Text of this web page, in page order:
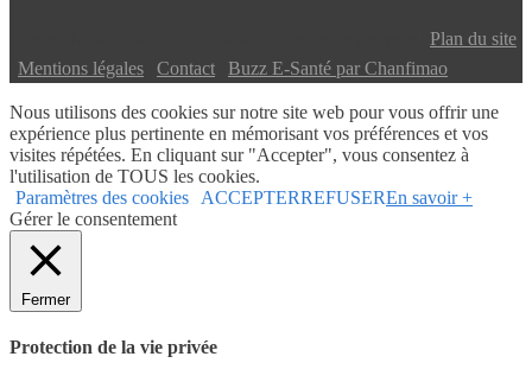
Plan du site
Mentions légales Contact Buzz E-Santé par Chanfimao
Nous utilisons des cookies sur notre site web pour vous offrir une
expérience plus pertinente en mémorisant vos préférences et vos
visites répétées. En cliquant sur "Accepter", vous consentez à
l'utilisation de TOUS les cookies.
Paramètres des cookies
ACCEPTERREFUSEREn savoir +
Gérer le consentement
Fermer
Protection de la vie privée